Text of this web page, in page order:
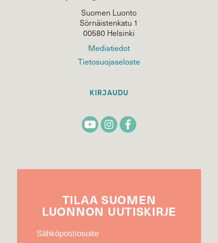
Suomen Luonto
Sörnäistenkatu 1
00580 Helsinki
Mediatiedot
Tietosuojaseloste
KIRJAUDU
TILAA SUOMEN
LUONNON UUTIS­KIRJE
Sähköpostiosoite